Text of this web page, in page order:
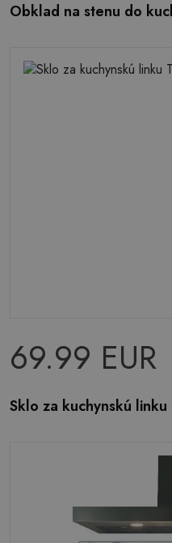
Obklad na stenu do
69.99 EUR
Sklo za kuchynskú